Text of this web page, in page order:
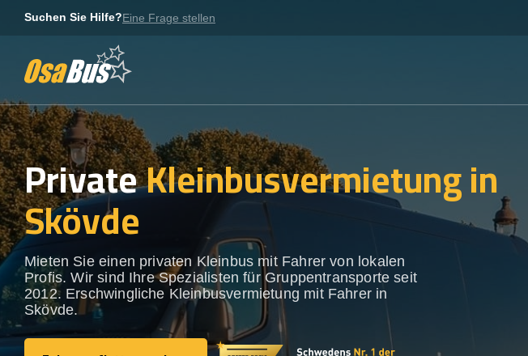
Suchen Sie Hilfe?Eine Frage stellen
PrivateKleinbusvermietung in
Skövde
Mieten Sie einen privaten Kleinbus mit Fahrer von lokalen
Profis. Wir sind Ihre Spezialisten für Gruppentransporte seit
2012. Erschwingliche Kleinbusvermietung mit Fahrer in
Skövde.